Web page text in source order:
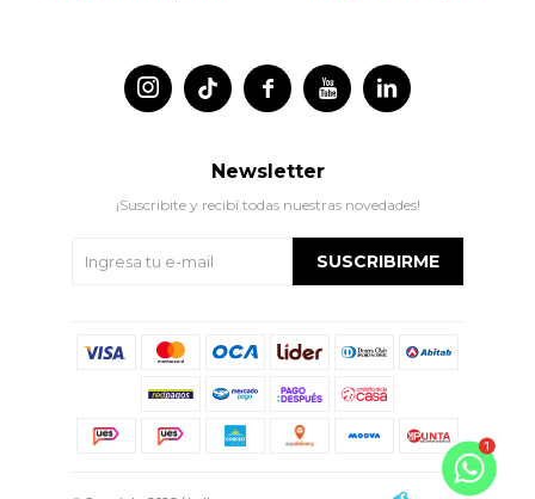
 
 
Newsletter
¡Suscribite y recibí todas nuestras novedades!
SUSCRIBIRME